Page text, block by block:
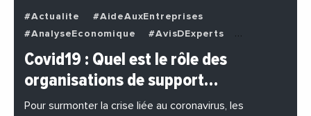
#Actualite
#AideAuxEntreprises
#AnalyseEconomique
#AvisDExperts
#BuzzNews
#Decideurs
#EchangesMediterraneens
#Economie
#EnDirectDe
#Entreprises
#Institutions
#PhotosEtVideos
Covid19 : Quel est le rôle des
organisations de support…
Pour surmonter la crise liée au coronavirus, les